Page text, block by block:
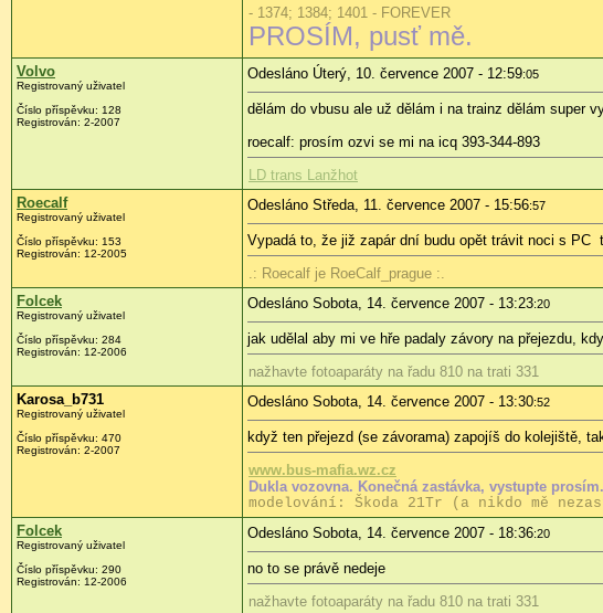
- 1374; 1384; 1401 - FOREVER
PROSÍM, pusť mě.
Volvo
Registrovaný uživatel
Číslo příspěvku: 128
Registrován: 2-2007
Odesláno Úterý, 10. července 2007 - 12:59:05
dělám do vbusu ale už dělám i na trainz dělám super
roecalf: prosím ozvi se mi na icq 393-344-893
LD trans Lanžhot
Roecalf
Registrovaný uživatel
Číslo příspěvku: 153
Registrován: 12-2005
Odesláno Středa, 11. července 2007 - 15:56:57
Vypadá to, že již zapár dní budu opět trávit noci s PC
.: Roecalf je RoeCalf_prague :.
Folcek
Registrovaný uživatel
Číslo příspěvku: 284
Registrován: 12-2006
Odesláno Sobota, 14. července 2007 - 13:23:20
jak udělal aby mi ve hře padaly závory na přejezdu,
nažhavte fotoaparáty na řadu 810 na trati 331
Karosa_b731
Registrovaný uživatel
Číslo příspěvku: 470
Registrován: 2-2007
Odesláno Sobota, 14. července 2007 - 13:30:52
když ten přejezd (se závorama) zapojíš do kolejiště,
www.bus-mafia.wz.cz
Dukla vozovna. Konečná zastávka, vystupte prosím.
modelování: Škoda 21Tr (a nikdo mě
Folcek
Registrovaný uživatel
Číslo příspěvku: 290
Registrován: 12-2006
Odesláno Sobota, 14. července 2007 - 18:36:20
no to se právě nedeje
nažhavte fotoaparáty na řadu 810 na trati 331